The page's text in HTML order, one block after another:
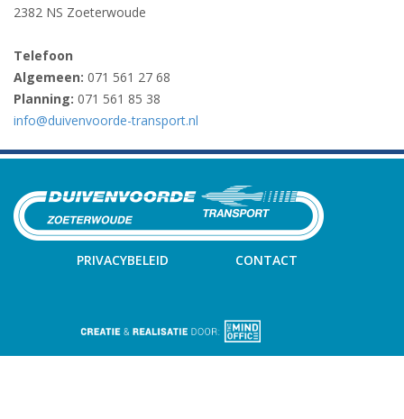
2382 NS Zoeterwoude
Telefoon
Algemeen: 071 561 27 68
Planning: 071 561 85 38
info@duivenvoorde-transport.nl
PRIVACYBELEID CONTACT